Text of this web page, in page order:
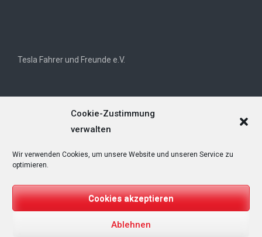
Cookie-Zustimmung
verwalten
Wir verwenden Cookies, um unsere Website und unseren Service zu
optimieren.
Cookies akzeptieren
Ablehnen
Tesla Fahrer und Freunde e.V.
Tesla Owners Club Helvetia (TOCH)
T&Emagazin – Tesla, E-Mobilität, Regenerative